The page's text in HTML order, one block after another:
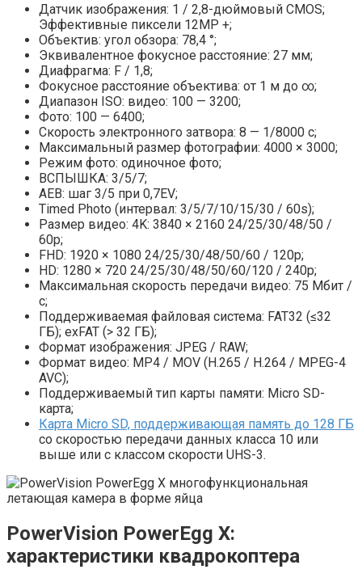
Датчик изображения: 1 / 2,8-дюймовый CMOS;
Эффективные пиксели 12MP +;
Объектив: угол обзора: 78,4 °;
Эквивалентное фокусное расстояние: 27 мм;
Диафрагма: F / 1,8;
Фокусное расстояние объектива: от 1 м до ∞;
Диапазон ISO: видео: 100 — 3200;
Фото: 100 — 6400;
Скорость электронного затвора: 8 — 1/8000 с;
Максимальный размер фотографии: 4000 × 3000;
Режим фото: одиночное фото;
ВСПЫШКА: 3/5/7;
AEB: шаг 3/5 при 0,7EV;
Timed Photo (интервал: 3/5/7/10/15/30 / 60s);
Размер видео: 4K: 3840 × 2160 24/25/30/48/50 /
60p;
FHD: 1920 × 1080 24/25/30/48/50/60 / 120p;
HD: 1280 × 720 24/25/30/48/50/60/120 / 240p;
Максимальная скорость передачи видео: 75 Мбит /
с;
Поддерживаемая файловая система: FAT32 (≤32
ГБ); exFAT (> 32 ГБ);
Формат изображения: JPEG / RAW;
Формат видео: MP4 / MOV (H.265 / H.264 / MPEG-4
AVC);
Поддерживаемый тип карты памяти: Micro SD-
карта;
Карта Micro SD, поддерживающая память до 128 ГБ
со скоростью передачи данных класса 10 или
выше или с классом скорости UHS-3.
PowerVision PowerEgg X:
характеристики квадрокоптера